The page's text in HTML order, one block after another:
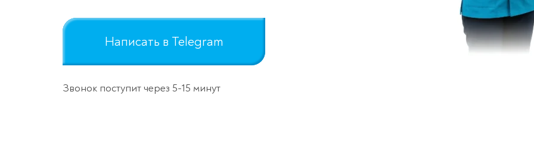
Написать в Telegram
Звонок поступит через 5-15 минут